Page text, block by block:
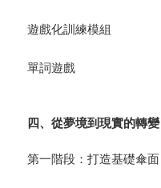
遊戲化訓練模組
單詞遊戲
四、從夢境到現實的轉變
第一階段：打造基礎傘面